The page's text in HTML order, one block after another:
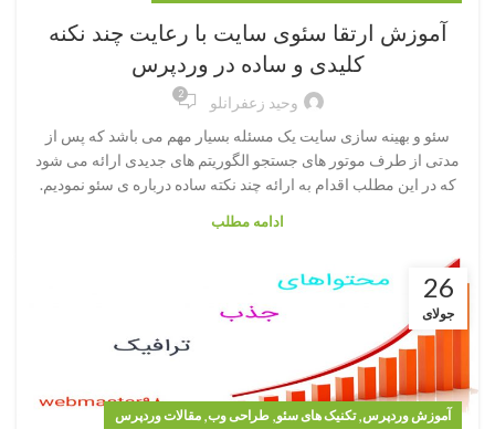
آموزش ارتقا سئوی سایت با رعایت چند نکنه
کلیدی و ساده در وردپرس
وحید زعفرانلو 2
سئو و بهینه سازی سایت یک مسئله بسیار مهم می باشد که پس از
مدتی از طرف موتور های جستجو الگوریتم های جدیدی ارائه می شود
که در این مطلب اقدام به ارائه چند نکته ساده درباره ی سئو نمودیم.
ادامه مطلب
26
جولای
آموزش وردپرس,تکنیک های سئو, طراحی وب, مقالات وردپرس